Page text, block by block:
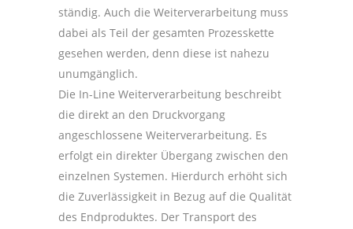
ständig. Auch die Weiterverarbeitung muss
dabei als Teil der gesamten Prozesskette
gesehen werden, denn diese ist nahezu
unumgänglich.
Die In-Line Weiterverarbeitung beschreibt
die direkt an den Druckvorgang
angeschlossene Weiterverarbeitung. Es
erfolgt ein direkter Übergang zwischen den
einzelnen Systemen. Hierdurch erhöht sich
die Zuverlässigkeit in Bezug auf die Qualität
des Endproduktes. Der Transport des